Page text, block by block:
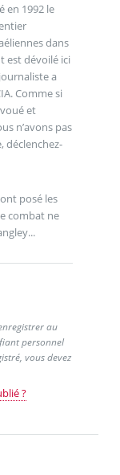
en 1992 le
dans
est dévoilé ici
a
Comme si
et
n’avons pas
déclenchez-
posé les
combat ne
au
personnel
vous devez
?